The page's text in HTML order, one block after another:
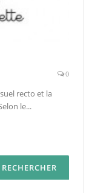
0
recto et la
le...